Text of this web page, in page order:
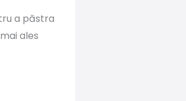
a păstra
ales